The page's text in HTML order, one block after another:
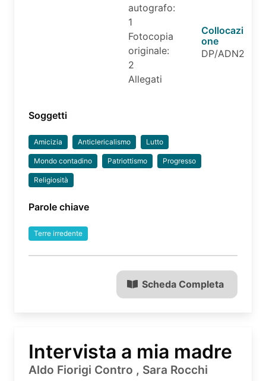
autografo:
1
Fotocopia
originale:
2
Allegati
Collocazi
one
DP/ADN2
Soggetti
Amicizia Anticlericalismo Lutto
Mondo contadino Patriottismo Progresso
Religiosità
Parole chiave
Terre irredente
Scheda Completa
Intervista a mia madre
Aldo Fiorigi Contro , Sara Rocchi